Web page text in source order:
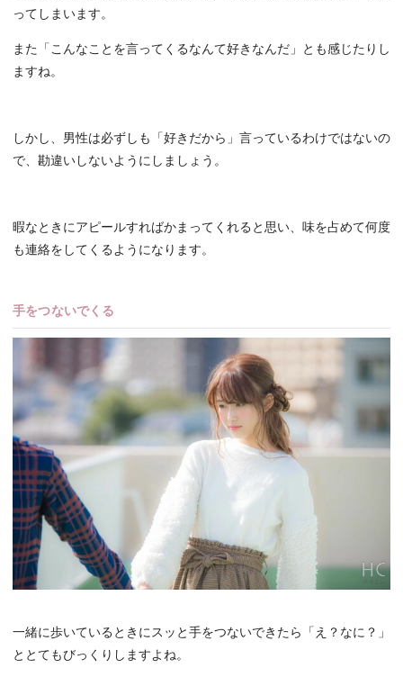
ってしまいます。
また「こんなことを言ってくるなんて好きなんだ」とも感じたりし
ますね。
しかし、男性は必ずしも「好きだから」言っているわけではないの
で、勘違いしないようにしましょう。
暇なときにアピールすればかまってくれると思い、味を占めて何度
も連絡をしてくるようになります。
手をつないでくる
一緒に歩いているときにスッと手をつないできたら「え？なに？」
ととてもびっくりしますよね。